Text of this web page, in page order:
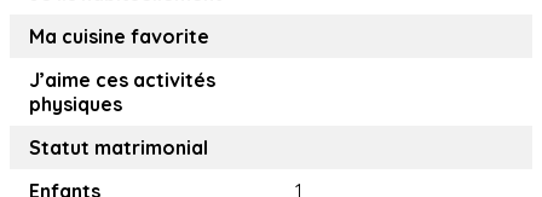
Ma cuisine favorite
J’aime ces activités
physiques
Statut matrimonial
Enfants
1